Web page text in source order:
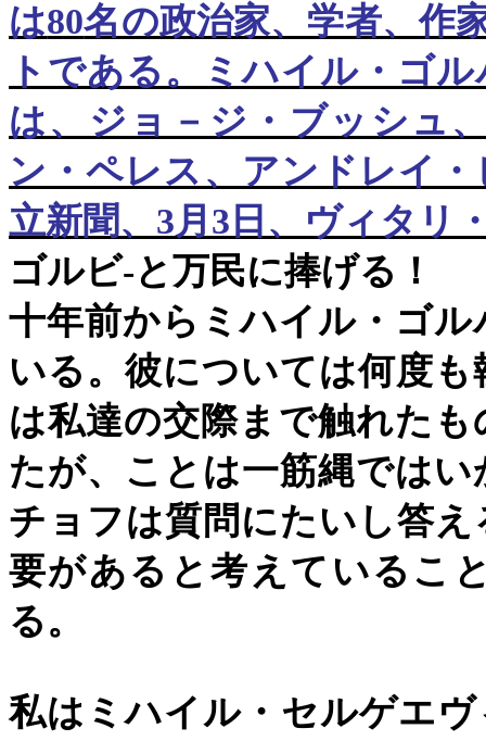
は80名の政治家、学者、作
トである。ミハイル・ゴ
は、ジョ－ジ・ブッシュ
ン・ペレス、アンドレイ
立新聞、 3月 3 日、ヴィタリ
ゴルビ-と万民に捧げる！
十年前からミハイル・ゴ
いる。彼については何度
は私達の交際まで触れた
たが、ことは一筋縄では
チョフは質問にたいし答
要があると考えているこ
る。
私はミハイル・セルゲエ